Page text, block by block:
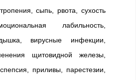
сыпь, рвота, сухость
лабильность,
вирусные инфекции,
щитовидной железы,
приливы, парестезии,